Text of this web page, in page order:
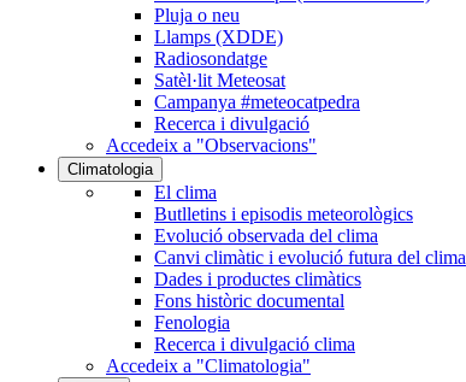
Pluja o neu
Llamps (XDDE)
Radiosondatge
Satèl·lit Meteosat
Campanya #meteocatpedra
Recerca i divulgació
Accedeix a "Observacions"
Climatologia
El clima
Butlletins i episodis meteorològics
Evolució observada del clima
Canvi climàtic i evolució futura del clima
Dades i productes climàtics
Fons històric documental
Fenologia
Recerca i divulgació clima
Accedeix a "Climatologia"